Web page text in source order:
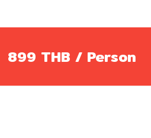
899 THB / Person